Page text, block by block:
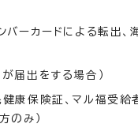
バーカードによる転出、
届出をする場合）
康保険証、マル福受給
のみ）